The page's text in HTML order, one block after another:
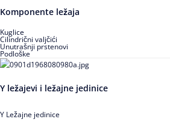
Buričasti zaptiveni ležajevi
Buričasti aksijalni ležajevi
Komponente ležaja
Kuglice
Cilindrični valjčići
Unutrašnji prstenovi
Podloške
Y ležajevi i ležajne jedinice
Y Ležajne jedinice